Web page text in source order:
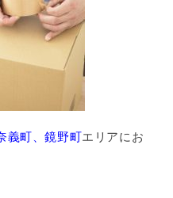
義町、鏡野町エリアにお